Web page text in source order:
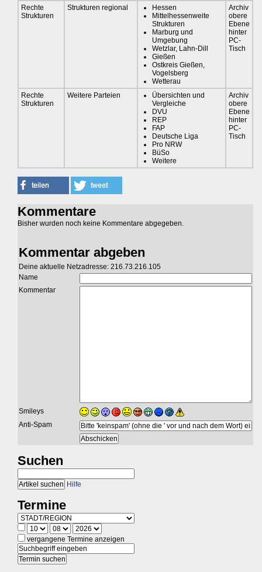
Rechte
Strukturen
Strukturen regional
Hessen
Mittelhessenweite
Strukturen
Marburg und
Umgebung
Wetzlar, Lahn-Dill
Gießen
Ostkreis Gießen,
Vogelsberg
Wetterau
Archiv
obere
Ebene
hinter
PC-
Tisch
Rechte
Strukturen
Weitere Parteien
Übersichten und
Vergleiche
DVU
REP
FAP
Deutsche Liga
Pro NRW
BüSo
Weitere
Archiv
obere
Ebene
hinter
PC-
Tisch
Kommentare
Bisher wurden noch keine Kommentare abgegeben.
Kommentar abgeben
Deine aktuelle Netzadresse: 216.73.216.105
Name
Kommentar
Smileys
Anti-Spam
Suchen
Hilfe
Termine
vergangene Termine anzeigen